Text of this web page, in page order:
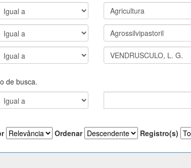
de busca.
Ordenar Registro(s)